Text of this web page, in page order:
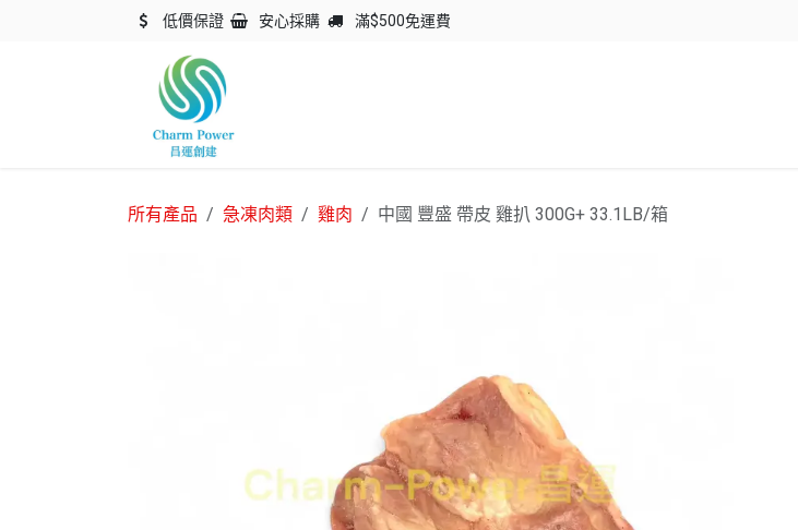
低價保證 安心採購 滿$500免運費
所有產品 急凍肉類 雞肉 中國 豐盛 帶皮 雞扒 300G+ 33.1LB/箱